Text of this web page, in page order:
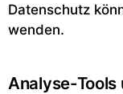
Datenschutz
wenden.
Analyse-Tools